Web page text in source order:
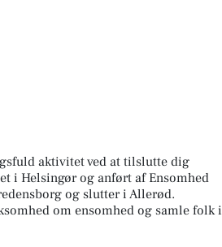
aktivitet ved at tilslutte dig
i Helsingør og anført af Ensomhed
og slutter i Allerød.
om ensomhed og samle folk i